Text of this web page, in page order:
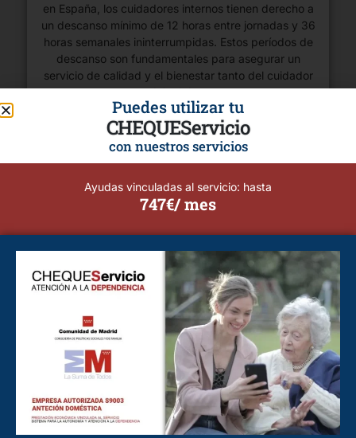
en España, los cuidadores internos tienen derecho a
un descanso mínimo de 12 horas entre jornadas y 36
horas semanales ininterrumpidas. Estos períodos de
descanso son fundamentales para asegurar un
servicio de calidad y el bienestar tanto del cuidador
como del adulto mayor.
Puedes utilizar tu
CHEQUEServicio
con nuestros servicios
Ayudas vinculadas al servicio: hasta
747€/ mes